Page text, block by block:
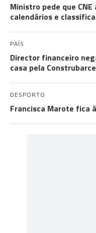
Ministro pede que
calendários e
PAÍS
Director financeiro
casa pela
DESPORTO
Francisca Marote fica